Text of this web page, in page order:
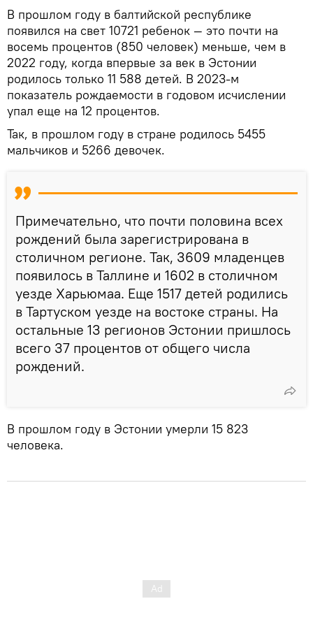
В прошлом году в балтийской республике
появился на свет 10721 ребенок — это почти на
восемь процентов (850 человек) меньше, чем в
2022 году, когда впервые за век в Эстонии
родилось только 11 588 детей. В 2023-м
показатель рождаемости в годовом исчислении
упал еще на 12 процентов.
Так, в прошлом году в стране родилось 5455
мальчиков и 5266 девочек.
Примечательно, что почти половина всех
рождений была зарегистрирована в
столичном регионе. Так, 3609 младенцев
появилось в Таллине и 1602 в столичном
уезде Харьюмаа. Еще 1517 детей родились
в Тартуском уезде на востоке страны. На
остальные 13 регионов Эстонии пришлось
всего 37 процентов от общего числа
рождений.
В прошлом году в Эстонии умерли 15 823
человека.